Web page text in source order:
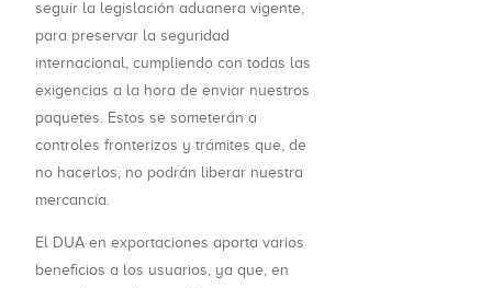
seguir la legislación aduanera vigente,
para preservar la seguridad
internacional, cumpliendo con todas las
exigencias a la hora de enviar nuestros
paquetes. Estos se someterán a
controles fronterizos y trámites que, de
no hacerlos, no podrán liberar nuestra
mercancía.
El DUA en exportaciones aporta varios
beneficios a los usuarios, ya que, en